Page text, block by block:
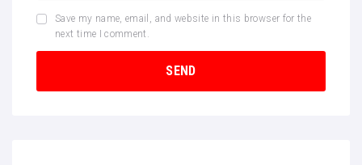
Save my name, email, and website in this browser for the
next time I comment.